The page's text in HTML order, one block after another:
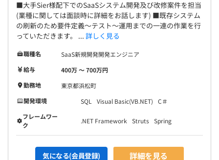
■大手Sier様配下でのSaaSシステム開発及び改修案件を担当
(業種に関しては面談時に詳細をお話します) ■既存システム
の刷新のため要件定義～テスト～運用までの一連の作業を行
っていただきます。 ... 詳しく見る
職種名
SaaS新規開発開発エンジニア
給与
400万 〜 700万円
勤務地
東京都浜松町
開発環境
SQL Visual Basic(VB.NET)
C＃
フレームワー
ク
.NET Framework Struts Spring
気になる(会員登録) 詳細を見る